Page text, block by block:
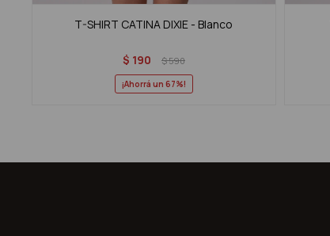
T-SHIRT CATINA DIXIE - Blanco
$ 190 $590
67